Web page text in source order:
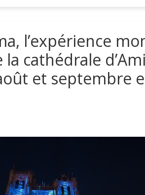
l’expérience
cathédrale
et septembre